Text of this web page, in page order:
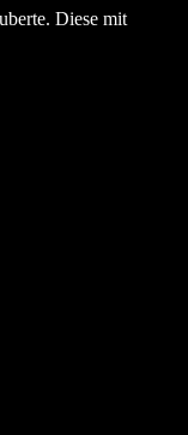
Diese mit